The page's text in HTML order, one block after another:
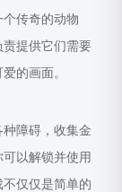
传奇的动物
责提供它们需要
的画面。
障碍，收集金
以解锁并使用
仅仅是简单的